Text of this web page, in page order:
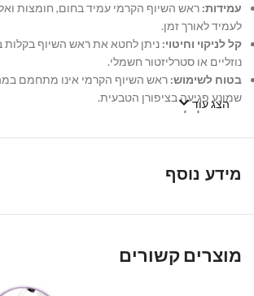
עמידות: ראש השיוף הקרמי עמיד בחום, חומצות
לעמיד לאורך זמן.
קל לניקוי וחיטוי: ניתן לחטא את ראש השיוף בקלות
נוזליים או סטרליזטור חשמלי.
בטוח לשימוש: ראש השיוף הקרמי אינו מתחמם
שמונע פגיעה בציפורן הטבעית.
מתאים לכל מכשירי השיוף:
ראש השיוף הקרמי
ראש שיוף קרמי חבית להסרת לק ג'ל – מדיום כחול
טכנאי ציפורניים מקצועיים:ראש השיוף הקרמי הוא
נשים שרוצות להסיר לק ג'ל בבית:
הצג עוד
מידע נוסף
מוצרים קשורים